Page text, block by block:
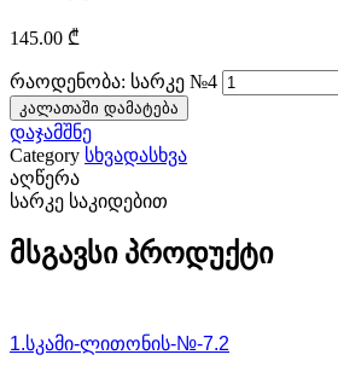
145.00 ₾
რაოდენობა: სარკე №4
კალათაში დამატება
დაჯამშნე
Category სხვადასხვა
აღწერა
სარკე საკიდებით
მსგავსი პროდუქტი
1.სკამი-ლითონის-№-7.2